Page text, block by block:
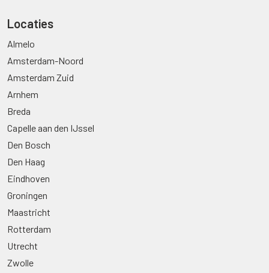
Locaties
Almelo
Amsterdam-Noord
Amsterdam Zuid
Arnhem
Breda
Capelle aan den IJssel
Den Bosch
Den Haag
Eindhoven
Groningen
Maastricht
Rotterdam
Utrecht
Zwolle